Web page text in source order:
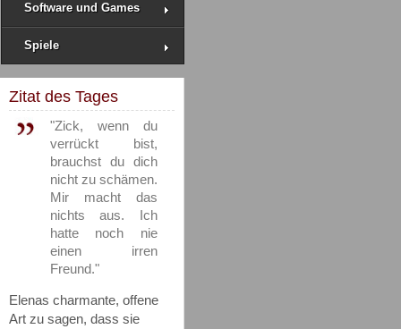
Software und Games
Spiele
Zitat des Tages
"Zick, wenn du
verrückt bist,
brauchst du dich
nicht zu schämen.
Mir macht das
nichts aus. Ich
hatte noch nie
einen irren
Freund."
Elenas charmante, offene
Art zu sagen, dass sie